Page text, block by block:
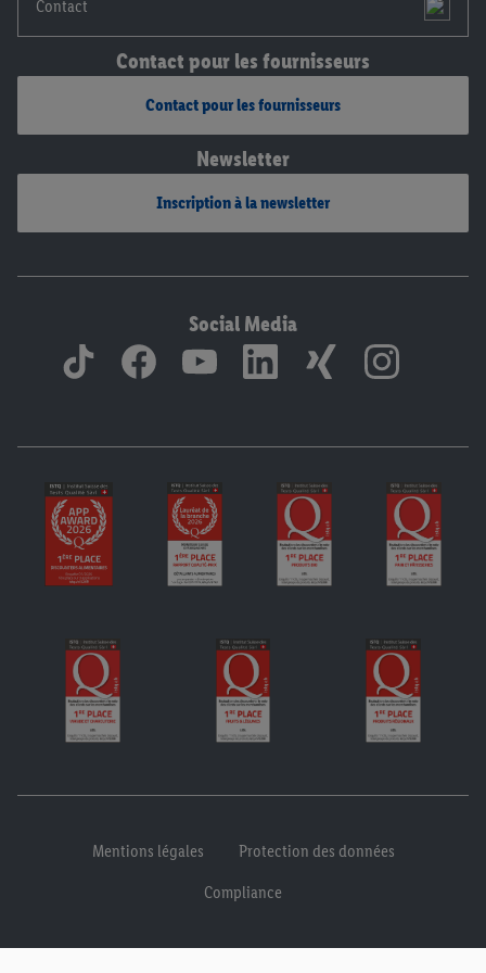
Contact
Contact pour les fournisseurs
Contact pour les fournisseurs
Newsletter
Inscription à la newsletter
Social Media
Mentions légales
Protection des données
Compliance